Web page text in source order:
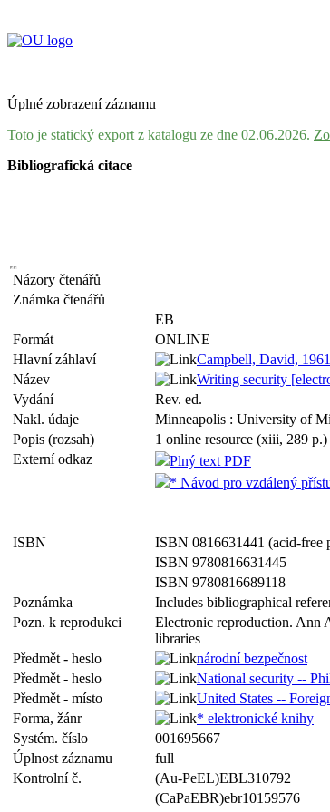
Úplné zobrazení záznamu
Toto je statický export z katalogu ze dne 02.06.2026.
Bibliografická citace
Názory čtenářů
Známka čtenářů
EB
Formát
ONLINE
Hlavní záhlaví
Campbell, David,
Název
Writing security
Vydání
Rev. ed.
Nakl. údaje
Minneapolis : University of
Popis (rozsah)
1 online resource (xiii, 289 p.)
Externí odkaz
Plný text PDF
* Návod pro vzdálený
ISBN
ISBN 0816631441 (acid-free
ISBN 9780816631445
ISBN 9780816689118
Poznámka
Includes bibliographical
Pozn. k reprodukci
Electronic reproduction. Ann
libraries
Předmět - heslo
národní bezpečnost
Předmět - heslo
National security --
Předmět - místo
United States --
Forma, žánr
* elektronické knihy
Systém. číslo
001695667
Úplnost záznamu
full
Kontrolní č.
(Au-PeEL)EBL310792
(CaPaEBR)ebr10159576